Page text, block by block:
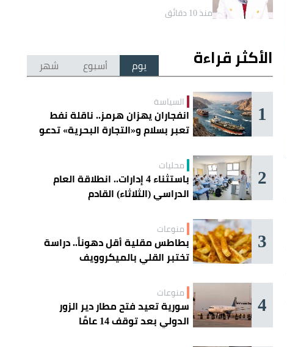
منذ 10 دقائق
الأكثر قراءة يوم أسبوع شهر
1 السياسة
انفجاران يهزان هرمز.. ناقلة نفط
تعبر بسلام و«التجارة البحرية» تدعو
2 محليات
باستثناء 4 إدارات.. انطلاقة العام
الدراسي (الثلاثاء) القادم
3 منوعات
بطاطس مقلية أقل دهوناً.. دراسة
تختبر القلي بالميكروويف
4 منوعات
سورية تعيد فتح مطار دير الزور
الدولي بعد توقف 14 عامًا